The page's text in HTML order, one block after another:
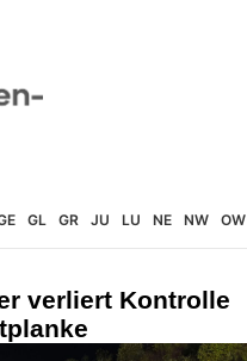
GL GR JU LU NE NW OW
verliert Kontrolle